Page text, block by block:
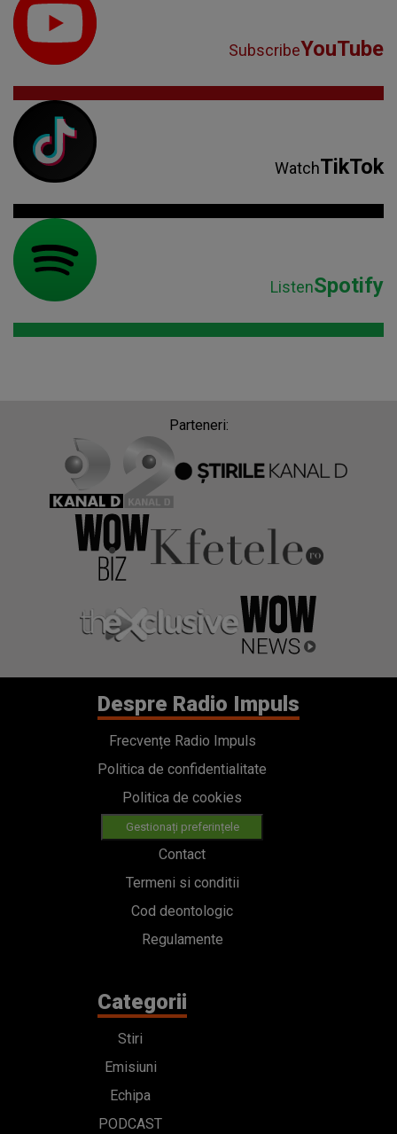
SubscribeYouTube
WatchTikTok
ListenSpotify
Parteneri:
Despre Radio Impuls
Frecvențe Radio Impuls
Politica de confidentialitate
Politica de cookies
Gestionați preferințele
Contact
Termeni si conditii
Cod deontologic
Regulamente
Categorii
Stiri
Emisiuni
Echipa
PODCAST